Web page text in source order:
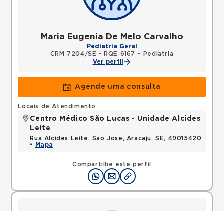
Maria Eugenia De Melo Carvalho
Pediatria Geral
CRM 7204/SE •
RQE 6167 - Pediatria
Ver perfil
Agende uma consulta
Compartilhe este perfil
Locais de Atendimento
Centro Médico São Lucas - Unidade Alcides
Leite
Rua Alcides Leite, Sao Jose, Aracaju, SE, 49015420
•
Mapa